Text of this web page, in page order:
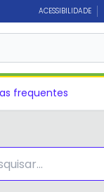
ACESSIBILIDADE
frequentes